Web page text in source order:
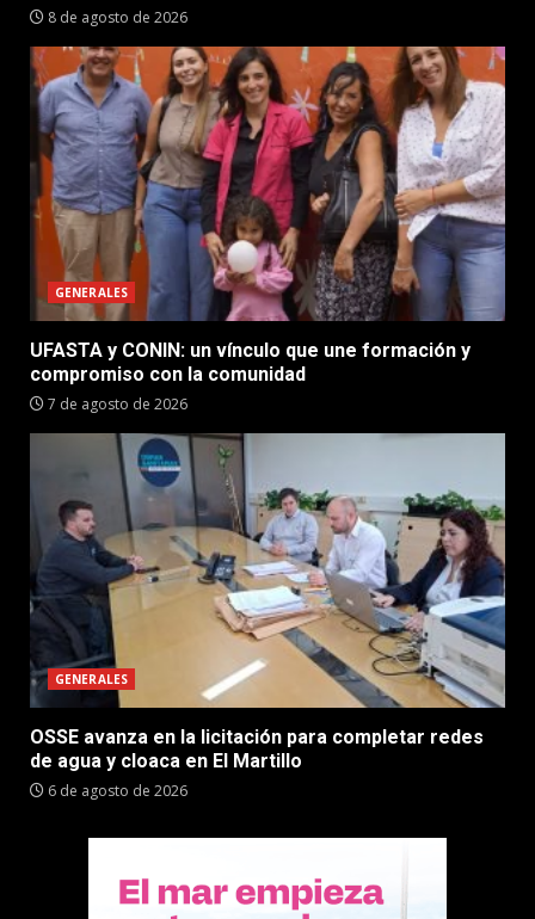
8 de agosto de 2026
GENERALES
UFASTA y CONIN: un vínculo que une formación y
compromiso con la comunidad
7 de agosto de 2026
GENERALES
OSSE avanza en la licitación para completar redes
de agua y cloaca en El Martillo
6 de agosto de 2026